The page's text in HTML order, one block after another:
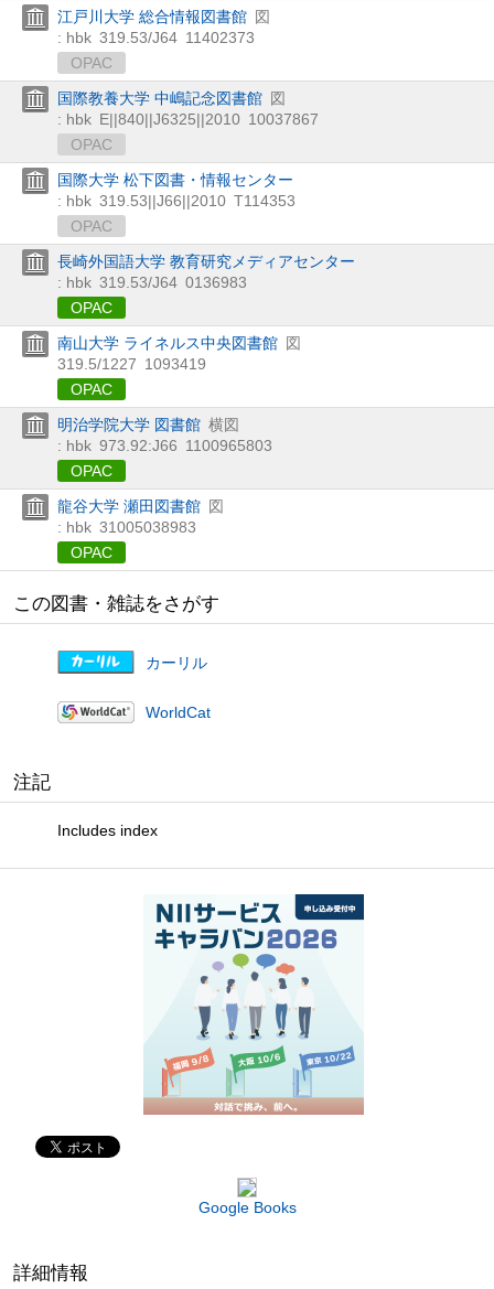
江戸川大学 総合情報図書館 図
: hbk 319.53/J64 11402373
OPAC
国際教養大学 中嶋記念図書館 図
: hbk E||840||J6325||2010 10037867
OPAC
国際大学 松下図書・情報センター
: hbk 319.53||J66||2010 T114353
OPAC
長崎外国語大学 教育研究メディアセンター
: hbk 319.53/J64 0136983
OPAC
南山大学 ライネルス中央図書館 図
319.5/1227 1093419
OPAC
明治学院大学 図書館 横図
: hbk 973.92:J66 1100965803
OPAC
龍谷大学 瀬田図書館 図
: hbk 31005038983
OPAC
この図書・雑誌をさがす
カーリル
WorldCat
注記
Includes index
Google Books
詳細情報